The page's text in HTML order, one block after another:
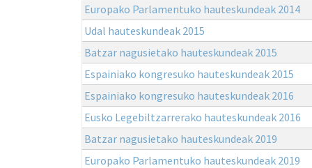
Europako Parlamentuko hauteskundeak 2014
Udal hauteskundeak 2015
Batzar nagusietako hauteskundeak 2015
Espainiako kongresuko hauteskundeak 2015
Espainiako kongresuko hauteskundeak 2016
Eusko Legebiltzarrerako hauteskundeak 2016
Batzar nagusietako hauteskundeak 2019
Europako Parlamentuko hauteskundeak 2019